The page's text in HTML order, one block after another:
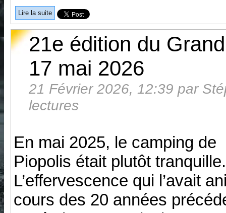
Lire la suite
21e édition du
17 mai 2026
21 Février 2026, 12:39 par
lectures
En mai 2025, le camping de
Piopolis était plutôt tranquille.
L’effervescence qui l’avait
cours des 20 années